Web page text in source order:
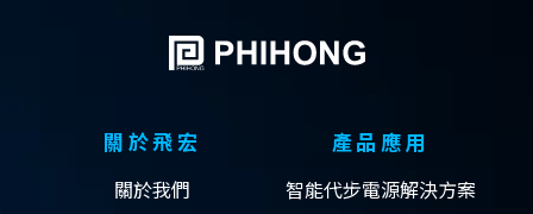
關於飛宏
關於我們
產品應用
智能代步電源解決方案